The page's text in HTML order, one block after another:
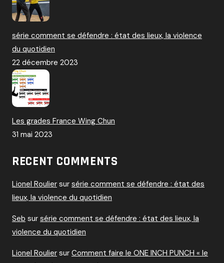
série comment se défendre : état des lieux, la violence
du quotidien
22 décembre 2023
Les grades France Wing Chun
31 mai 2023
RECENT COMMENTS
Lionel Roulier sur série comment se défendre : état des
lieux, la violence du quotidien
Seb sur série comment se défendre : état des lieux, la
violence du quotidien
Lionel Roulier sur Comment faire le ONE INCH PUNCH « le